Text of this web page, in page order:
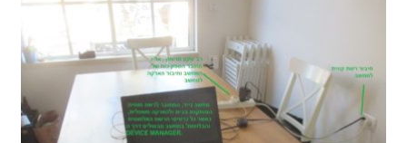
לטלפון
הביתי